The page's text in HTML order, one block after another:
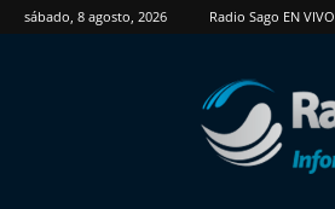
sábado, 8 agosto, 2026 Radio Sago EN VIVO
RadioSago